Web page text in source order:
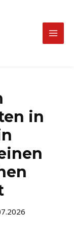
Main
in